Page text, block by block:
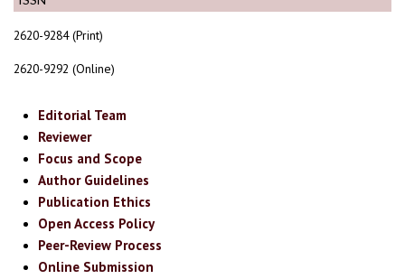
2620-9284 (Print)
2620-9292 (Online)
Editorial Team
Reviewer
Focus and Scope
Author Guidelines
Publication Ethics
Open Access Policy
Peer-Review Process
Online Submission